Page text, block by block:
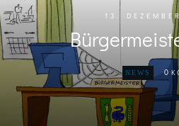
13.
NEWS 0